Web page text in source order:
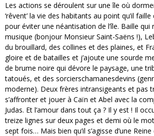
Les actions se déroulent sur une île où
‘rêvent’ la vie des habitants au point qu’il
pour éviter une néantisation de l’île. Baille
musique (bonjour Monsieur Saint-Saëns !),
du brouillard, des collines et des plaines, et
gloire et de batailles et j’ajoute une sourde
de brume noire qui dévore le paysage, une
tatoués, et des sorcierschamanesdevins
moderne). Deux frères intransigeants et pas
s’affronter et jouer à Caïn et Abel avec la
Judas. Et l’amour dans tout ça ? Il y est ! Il
treize lignes sur deux pages et demi où le
sept fois… Mais bien qu’il s’agisse d’une